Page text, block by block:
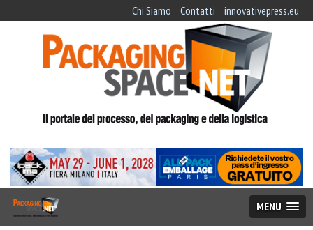
Chi Siamo Contatti innovativepress.eu
MENU